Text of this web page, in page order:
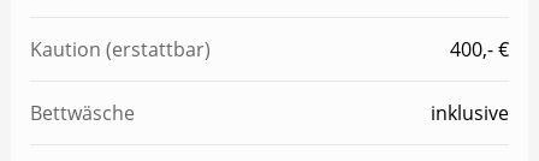
Kaution (erstattbar) 400,- €
Bettwäsche inklusive